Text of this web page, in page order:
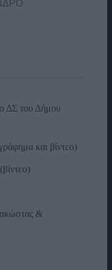
ΔΣ του Δήμου
και βίντεο)
&